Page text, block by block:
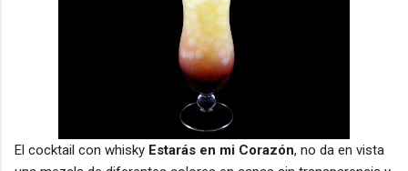
El cocktail con whisky Estarás en mi Corazón, no da en vista